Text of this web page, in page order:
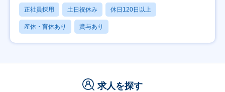
正社員採用 土日祝休み 休日120日以上
産休・育休あり 賞与あり
求人を探す